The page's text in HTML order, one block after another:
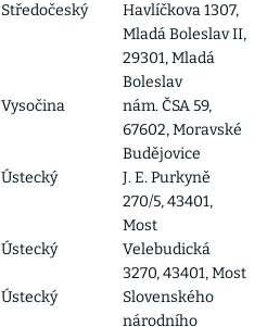
Středočeský
Havlíčkova 1307,
Mladá Boleslav II,
29301, Mladá
Boleslav
Vysočina
nám. ČSA 59,
67602, Moravské
Budějovice
Ústecký
J. E. Purkyně
270/5, 43401,
Most
Ústecký
Velebudická
3270, 43401, Most
Ústecký
Slovenského
národního